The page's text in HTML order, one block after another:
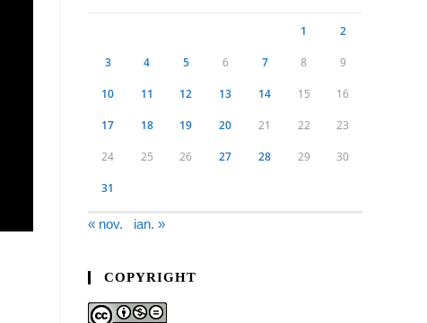
1 2
3 4 5 6 7 8 9
10 11 12 13 14 15 16
17 18 19 20 21 22 23
24 25 26 27 28 29 30
31
« nov. ian. »
COPYRIGHT